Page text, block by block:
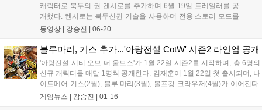
캐릭터로 북두의 권 켄시로를 추가하며 6월 19일 트레일러를 공
개했다. 켄시로는 북두신권 기술을 사용하며 전용 스토리 모드를
지원한다. 구체적인 배포 일정은 미정이나 6월 26일부터 28일까
동영상 | 강승진 06-20
블루마리, 기스 추가...'아랑전설 CotW' 시즌2 라인업 공개
'아랑전설 시티 오브 더 울브스'가 1월 22일 시즌2를 시작하며, 총 6명의
신규 캐릭터를 매달 1명씩 공개한다. 김재훈이 1월 22일 첫 출시되며, 나
이트메어 기스(2월), 블루 마리(3월), 볼프강 크라우저(4월)가 이어진다.
5, 6월에는 미스터리 캐릭터가 추가된다. 시즌2 개막일에는 게임 밸런스
게임뉴스 | 강승진 01-16